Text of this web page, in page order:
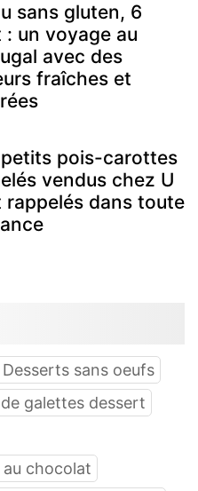
sans gluten, 6
: un voyage au
avec des
fraîches et
petits pois-carottes
vendus chez U
rappelés dans toute
Desserts sans oeufs
galettes dessert
chocolat